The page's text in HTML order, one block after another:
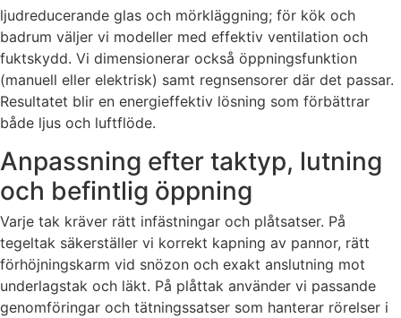
ljudreducerande glas och mörkläggning; för kök och
badrum väljer vi modeller med effektiv ventilation och
fuktskydd. Vi dimensionerar också öppningsfunktion
(manuell eller elektrisk) samt regnsensorer där det passar.
Resultatet blir en energieffektiv lösning som förbättrar
både ljus och luftflöde.
Anpassning efter taktyp, lutning
och befintlig öppning
Varje tak kräver rätt infästningar och plåtsatser. På
tegeltak säkerställer vi korrekt kapning av pannor, rätt
förhöjningskarm vid snözon och exakt anslutning mot
underlagstak och läkt. På plåttak använder vi passande
genomföringar och tätningssatser som hanterar rörelser i